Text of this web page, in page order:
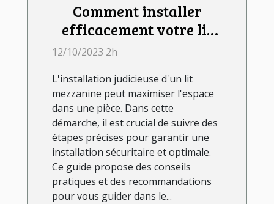
Comment installer
efficacement votre lit
mezzanine ?
12/10/2023 2h
L'installation judicieuse d'un lit
mezzanine peut maximiser l'espace
dans une pièce. Dans cette
démarche, il est crucial de suivre des
étapes précises pour garantir une
installation sécuritaire et optimale.
Ce guide propose des conseils
pratiques et des recommandations
pour vous guider dans le...